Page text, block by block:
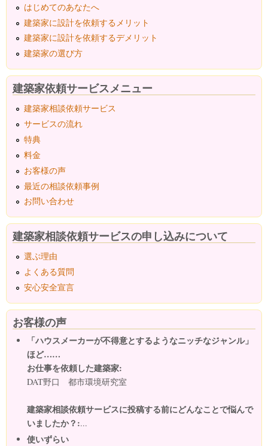
はじめてのあなたへ
建築家に設計を依頼するメリット
建築家に設計を依頼するデメリット
建築家の選び方
建築家依頼サービスメニュー
建築家相談依頼サービス
サービスの流れ
特典
料金
お客様の声
最近の相談依頼事例
お問い合わせ
建築家相談依頼サービスの申し込みについて
選ぶ理由
よくある質問
安心安全宣言
お客様の声
「ハウスメーカーが不得意とするようなニッチなジャンル」
ほど……
お仕事を依頼した建築家:
DAT野口 都市環境研究室
建築家相談依頼サービスに投稿する前にどんなことで悩んで
いましたか？:...
使いずらい